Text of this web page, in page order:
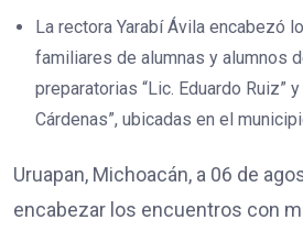
La rectora Yarabí Ávila encabezó
familiares de alumnas y alumnos
preparatorias “Lic. Eduardo Ruiz” y
Cárdenas”, ubicadas en el
Uruapan, Michoacán, a 06 de
encabezar los encuentros con